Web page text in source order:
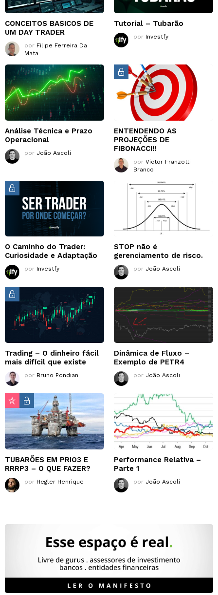
CONCEITOS BASICOS DE
UM DAY TRADER
por Filipe Ferreira Da
Mata
Tutorial – Tubarão
por Investfy
Análise Técnica e Prazo
Operacional
por João Ascoli
ENTENDENDO AS
PROJEÇÕES DE
FIBONACCI!!
por Victor Franzotti
Branco
O Caminho do Trader:
Curiosidade e Adaptação
por Investfy
STOP não é
gerenciamento de risco.
por João Ascoli
Trading – O dinheiro fácil
mais difícil que existe
por Bruno Pondian
Dinâmica de Fluxo –
Exemplo de PETR4
por João Ascoli
TUBARÕES EM PRIO3 E
RRRP3 – O QUE FAZER?
por Hegler Henrique
Performance Relativa –
Parte 1
por João Ascoli